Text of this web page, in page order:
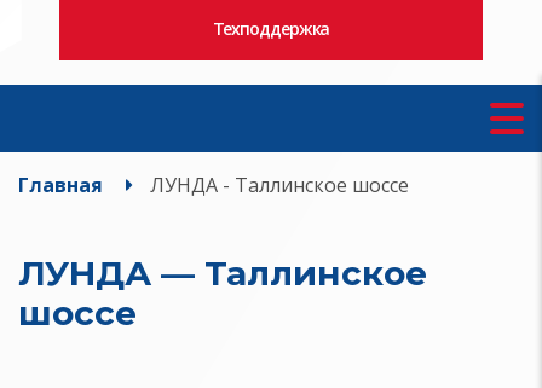
Техподдержка
Главная ЛУНДА - Таллинское шоссе
ЛУНДА — Таллинское
шоссе